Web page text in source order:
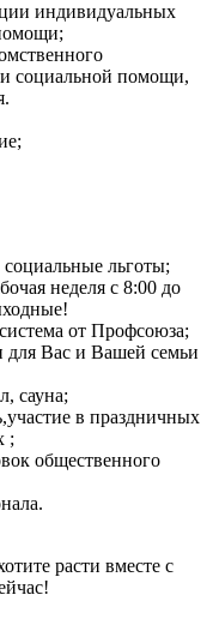
индивидуальных
социальной помощи,
льготы;
неделя с 8:00 до
от Профсоюза;
для Вас и Вашей семьи
сауна;
в праздничных
;
общественного
расти вместе с